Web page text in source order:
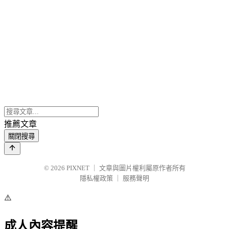
推薦文章
關閉搜尋
© 2026 PIXNET
文章與圖片權利屬原作者所有
隱私權政策
服務聲明
⚠️
成人內容提醒